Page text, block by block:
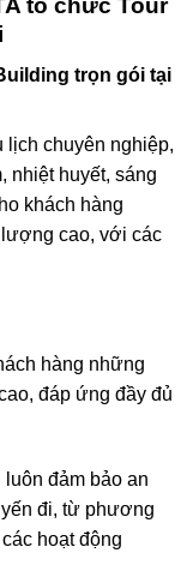
tổ chức Tour
trọn gói tại
lịch chuyên nghiệp,
nhiệt huyết, sáng
khách hàng
cao, với các
hàng những
đáp ứng đầy đủ
luôn đảm bảo an
đi, từ phương
hoạt động